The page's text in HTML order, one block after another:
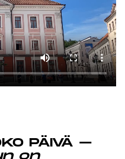
PÄIVÄ –